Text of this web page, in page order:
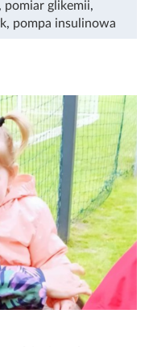
, pomiar glikemii,
, pompa insulinowa